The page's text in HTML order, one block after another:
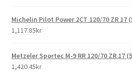
Michelin Pilot Power 2CT 120/70 ZR 17
1,117.85kr
Metzeler Sportec M-9 RR 120/70 ZR 17
1,420.45kr